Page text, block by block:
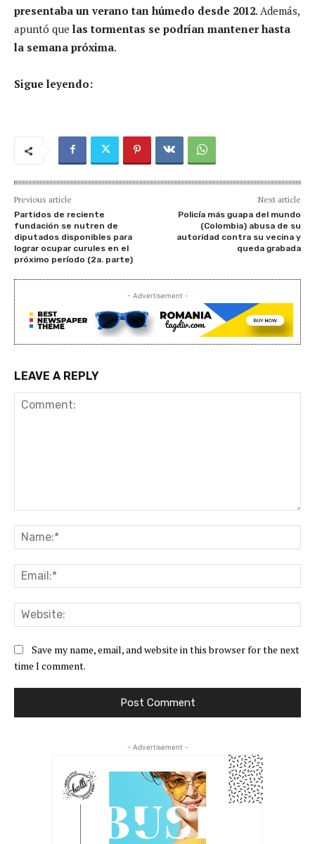
presentaba un verano tan húmedo desde 2012. Además,
apuntó que las tormentas se podrían mantener hasta
la semana próxima.
Sigue leyendo:
Previous article
Partidos de reciente
fundación se nutren de
diputados disponibles para
lograr ocupar curules en el
próximo período (2a. parte)
Next article
Policía más guapa del mundo
(Colombia) abusa de su
autoridad contra su vecina y
queda grabada
- Advertisement -
LEAVE A REPLY
Save my name, email, and website in this browser for the next
time I comment.
- Advertisement -